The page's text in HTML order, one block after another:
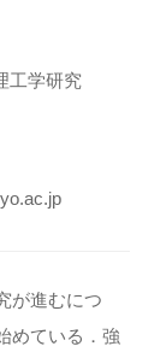
工学研究
が進むにつ
めている．強